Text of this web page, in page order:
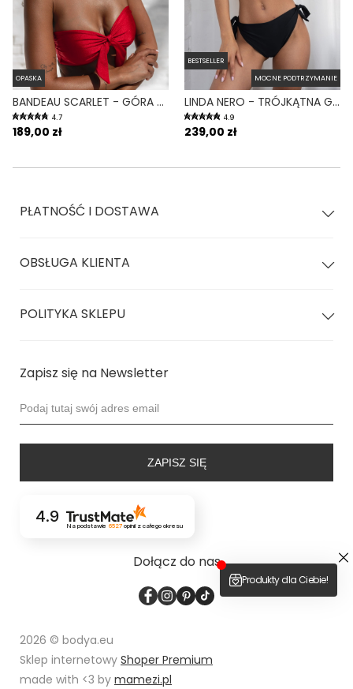
OPASKA
BANDEAU SCARLET - GÓRA OD BIKINI NA MAŁY BIUST OPASKA CZERWONY
4.7
189,00 zł
BESTSELLER
MOCNE PODTRZYMANIE
LINDA NERO - TRÓJKĄTNA GÓRA OD BIKINI NA DUŻY BIUST CZARNY
4.9
239,00 zł
PŁATNOŚĆ I DOSTAWA
OBSŁUGA KLIENTA
POLITYKA SKLEPU
Zapisz się na Newsletter
ZAPISZ SIĘ
4.9
Na podstawie 6527opinii z całego okresu
Dołącz do nas
2026 © bodya.eu
Sklep internetowy Shoper Premium
made with <3 by mamezi.pl